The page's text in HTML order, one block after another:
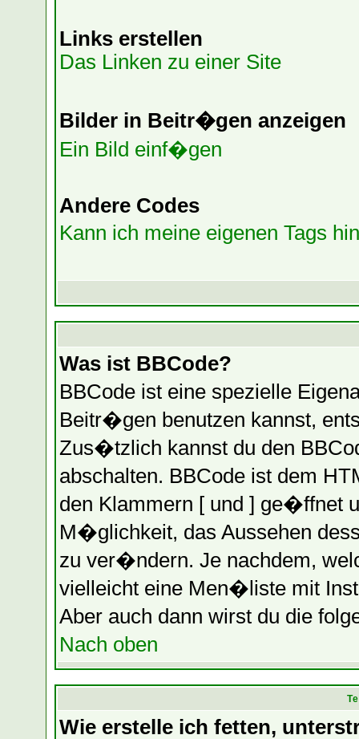
Links erstellen
Das Linken zu einer Site
Bilder in Beitr�gen anzeigen
Ein Bild einf�gen
Andere Codes
Kann ich meine eigenen Tags
Was ist BBCode?
BBCode ist eine spezielle
Beitr�gen benutzen kannst,
Zus�tzlich kannst du den
abschalten. BBCode ist dem
den Klammern [ und ] ge�ffnet
M�glichkeit, das Aussehen
zu ver�ndern. Je nachdem,
vielleicht eine Men�liste mit
Aber auch dann wirst du die
Nach oben
Wie erstelle ich fetten,